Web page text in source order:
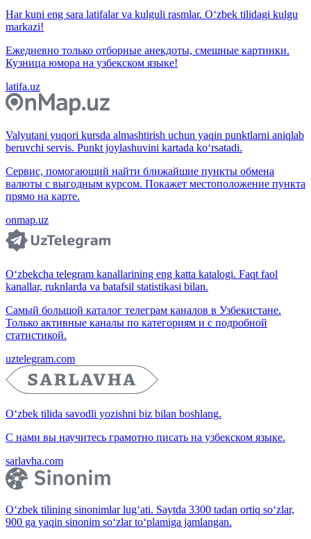
Har kuni eng sara latifalar va kulguli rasmlar. O‘zbek tilidagi kulgu
markazi!
Ежедневно только отборные анекдоты, смешные картинки.
Кузница юмора на узбекском языке!
latifa.uz
Valyutani yuqori kursda almashtirish uchun yaqin punktlarni aniqlab
beruvchi servis. Punkt joylashuvini kartada ko‘rsatadi.
Сервис, помогающий найти ближайшие пункты обмена
валюты с выгодным курсом. Покажет местоположение пункта
прямо на карте.
onmap.uz
O‘zbekcha telegram kanallarining eng katta katalogi. Faqt faol
kanallar, ruknlarda va batafsil statistikasi bilan.
Самый большой каталог телеграм каналов в Узбекистане.
Только активные каналы по категориям и с подробной
статистикой.
uztelegram.com
O‘zbek tilida savodli yozishni biz bilan boshlang.
С нами вы научитесь грамотно писать на узбекском языке.
sarlavha.com
O‘zbek tilining sinonimlar lug‘ati. Saytda 3300 tadan ortiq so‘zlar,
900 ga yaqin sinonim so‘zlar to‘plamiga jamlangan.